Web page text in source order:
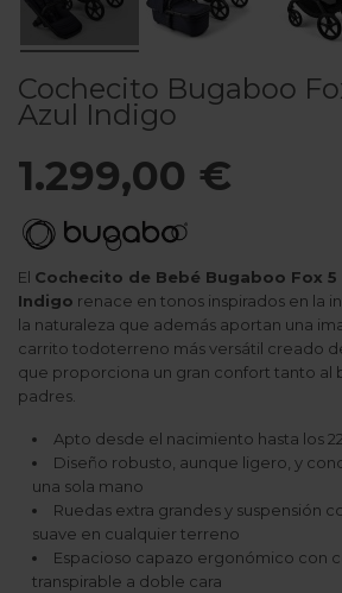
Cochecito Bugaboo
Azul Indigo
1.299,00 €
El Cochecito de Bebé Bugaboo Fox 5
Indigo renace en tonos inspirados en la
la naturaleza que además aportan una
carrito todoterreno más versátil creado
que proporciona un gran confort tanto al
padres.
Apto desde el nacimiento hasta los
Diseño robusto, aunque ligero, y
una sola mano
Ruedas extra grandes y suspensión
suave en cualquier terreno
Espacioso capazo ergonómico con
transpirable a doble cara